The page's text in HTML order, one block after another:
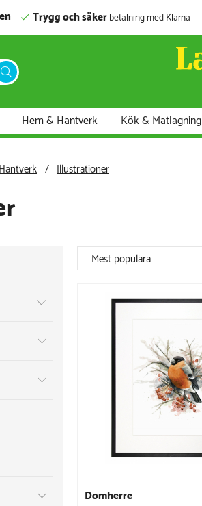
Trygg och säkerbetalning med Klarna
Hem & Hantverk Kök & Matlagning
Illustrationer
Mest populära
Domherre